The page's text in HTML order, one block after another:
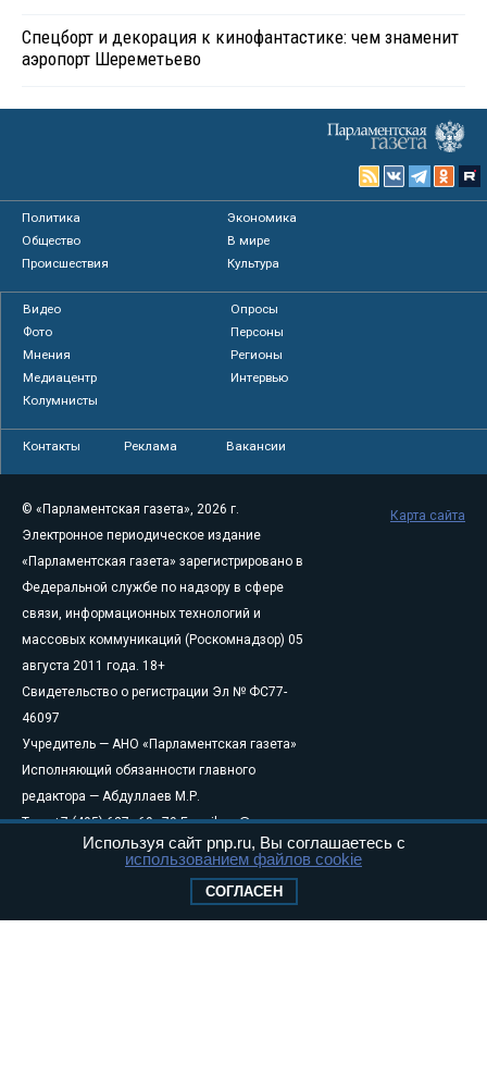
Спецборт и декорация к кинофантастике: чем знаменит
аэропорт Шереметьево
Политика
Экономика
Общество
В мире
Происшествия
Культура
Видео
Опросы
Фото
Персоны
Мнения
Регионы
Медиацентр
Интервью
Колумнисты
Контакты Реклама Вакансии
© «Парламентская газета», 2026 г.
Электронное периодическое издание
«Парламентская газета» зарегистрировано в
Федеральной службе по надзору в сфере
связи, информационных технологий и
массовых коммуникаций (Роскомнадзор) 05
августа 2011 года. 18+
Свидетельство о регистрации Эл № ФС77-
46097
Учредитель — АНО «Парламентская газета»
Исполняющий обязанности главного
редактора — Абдуллаев М.Р.
Тел.: +7 (495) 637–69–79 E-mail:pg@pnp.ru
«Парламентская газета» - официальное еженедельное издание
Федерального Собрания РФ. Издается с 1997 года. Учредители
газеты - Государственная Дума и Совет Федерации РФ. Официальный
Карта сайта
Используя сайт pnp.ru, Вы соглашаетесь с
использованием файлов cookie
СОГЛАСЕН